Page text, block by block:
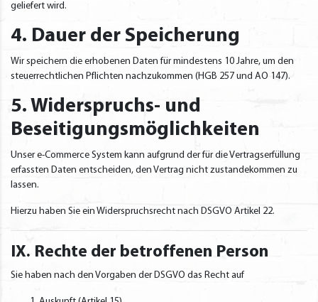
geliefert wird.
4. Dauer der Speicherung
Wir speichern die erhobenen Daten für mindestens 10 Jahre, um den
steuerrechtlichen Pflichten nachzukommen (HGB 257 und AO 147).
5. Widerspruchs- und
Beseitigungsmöglichkeiten
Unser e-Commerce System kann aufgrund der für die Vertragserfüllung
erfassten Daten entscheiden, den Vertrag nicht zustandekommen zu
lassen.
Hierzu haben Sie ein Widerspruchsrecht nach DSGVO Artikel 22.
IX. Rechte der betroffenen Person
Sie haben nach den Vorgaben der DSGVO das Recht auf